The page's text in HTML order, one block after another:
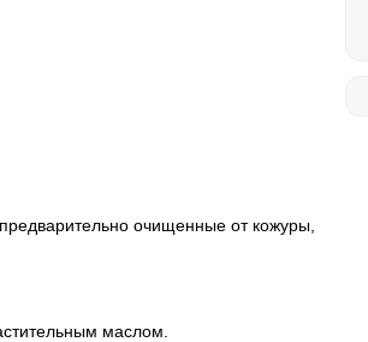
очищенные от кожуры,
маслом.